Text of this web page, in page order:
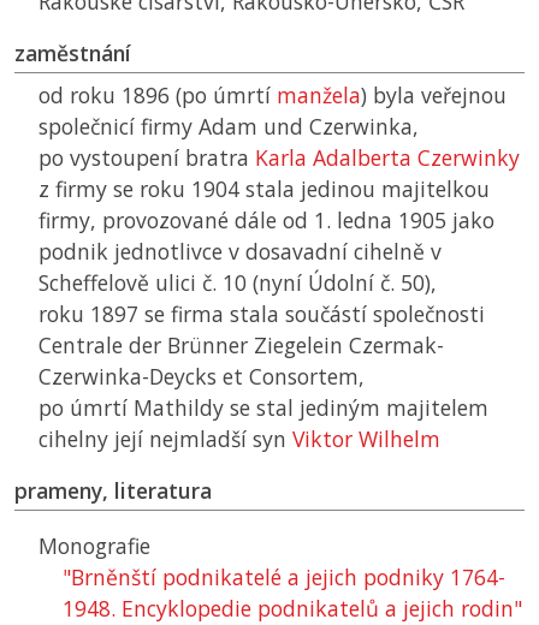
zaměstnání
od roku 1896 (po úmrtí manžela) byla veřejnou
společnicí firmy Adam und Czerwinka,
po vystoupení bratra Karla Adalberta Czerwinky
z firmy se roku 1904 stala jedinou majitelkou
firmy, provozované dále od 1. ledna 1905 jako
podnik jednotlivce v dosavadní cihelně v
Scheffelově ulici č. 10 (nyní Údolní č. 50),
roku 1897 se firma stala součástí společnosti
Centrale der Brünner Ziegelein Czermak-
Czerwinka-Deycks et Consortem,
po úmrtí Mathildy se stal jediným majitelem
cihelny její nejmladší syn Viktor Wilhelm
prameny, literatura
Monografie
"Brněnští podnikatelé a jejich podniky 1764-
1948. Encyklopedie podnikatelů a jejich rodin"